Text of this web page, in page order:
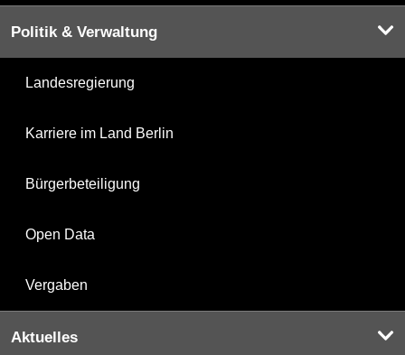
Politik & Verwaltung
Landesregierung
Karriere im Land Berlin
Bürgerbeteiligung
Open Data
Vergaben
Aktuelles